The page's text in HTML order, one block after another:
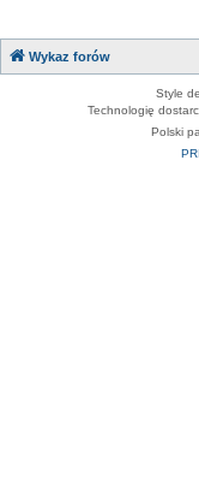
Wykaz forów
Style
Technologię
Polski